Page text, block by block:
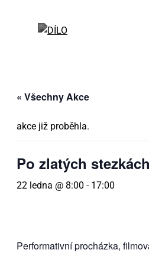
« Všechny Akce
akce již proběhla.
Po zla­tých stez­kách
22 ledna @ 8:00 - 17:00
Per­for­ma­tiv­ní pro­cház­ka,